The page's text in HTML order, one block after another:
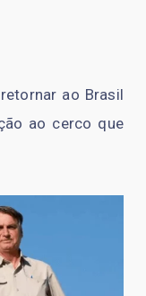
ao Brasil
ao cerco que